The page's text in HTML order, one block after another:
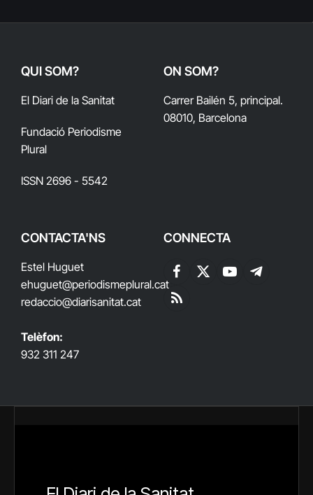
QUI SOM?
El Diari de la Sanitat
Fundació Periodisme
Plural
ISSN 2696 - 5542
ON SOM?
Carrer Bailén 5, principal.
08010, Barcelona
CONTACTA'NS
Estel Huguet
ehuguet@periodismeplural.cat
redaccio@diarisanitat.cat
Telèfon:
932 311 247
CONNECTA
Facebook
X
YouTubeTelegram
RSS